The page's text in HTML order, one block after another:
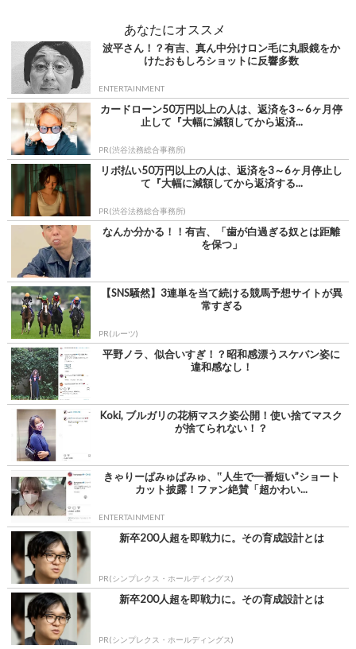
あなたにオススメ
波平さん！？有吉、真ん中分けロン毛に丸眼鏡をか
けたおもしろショットに反響多数
ENTERTAINMENT
カードローン50万円以上の人は、返済を3～6ヶ月停
止して『大幅に減額してから返済...
PR(渋谷法務総合事務所)
リボ払い50万円以上の人は、返済を3～6ヶ月停止し
て『大幅に減額してから返済する...
PR(渋谷法務総合事務所)
なんか分かる！！有吉、「歯が白過ぎる奴とは距離
を保つ」
【SNS騒然】3連単を当て続ける競馬予想サイトが異
常すぎる
PR(ルーツ)
平野ノラ、似合いすぎ！？昭和感漂うスケバン姿に
違和感なし！
Koki, ブルガリの花柄マスク姿公開！使い捨てマスク
が捨てられない！？
きゃりーぱみゅぱみゅ、‟人生で一番短い”ショート
カット披露！ファン絶賛「超かわい...
ENTERTAINMENT
新卒200人超を即戦力に。その育成設計とは
PR(シンプレクス・ホールディングス)
新卒200人超を即戦力に。その育成設計とは
PR(シンプレクス・ホールディングス)